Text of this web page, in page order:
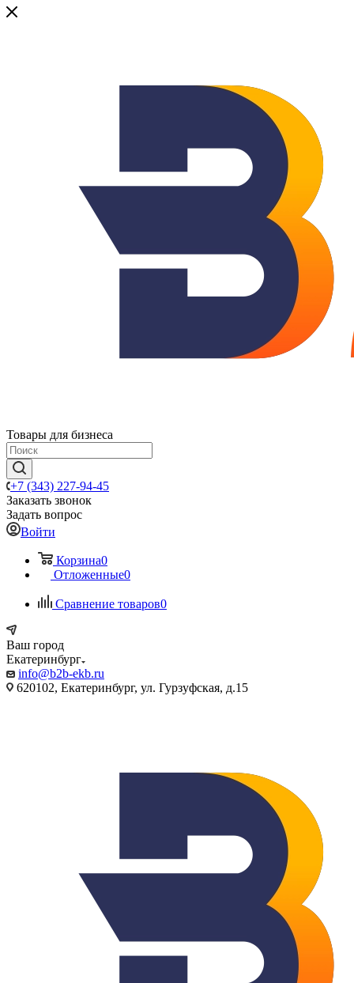
Товары для бизнеса
+7 (343) 227-94-45
Заказать звонок
Задать вопрос
Войти
Корзина0
Отложенные0
Сравнение товаров0
Ваш город
Екатеринбург
info@b2b-ekb.ru
620102, Екатеринбург, ул. Гурзуфская, д.15